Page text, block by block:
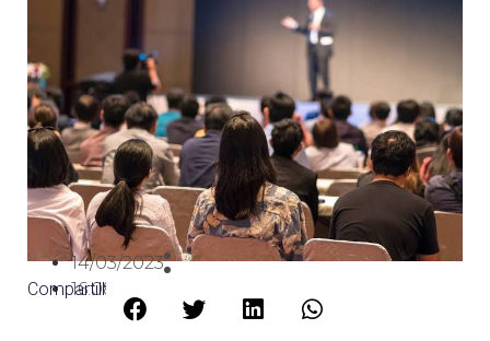
14/03/2023
16:08
Compartilhe: